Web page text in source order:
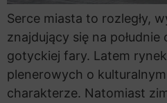
Serce miasta to rozległy,
znajdujący się na
gotyckiej fary. Latem
plenerowych o
charakterze. Natomiast